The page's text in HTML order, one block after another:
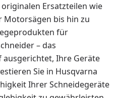
originalen Ersatzteilen wie
bis hin zu
für
– das
Ihre Geräte
Sie in Husqvarna
Ihrer Schneidegeräte